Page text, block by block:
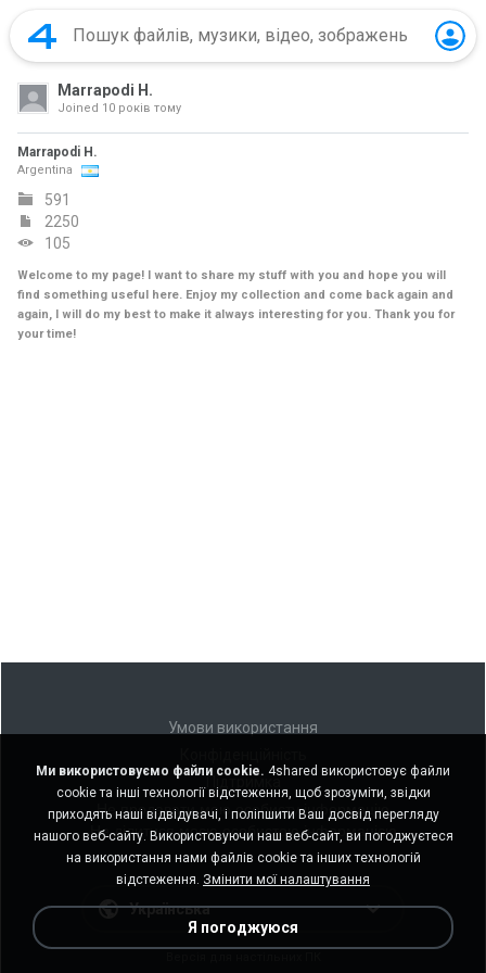
Marrapodi H.
Joined 10 років тому
Marrapodi H.
Argentina
591
2250
105
Welcome to my page! I want to share my stuff with you and hope you will
find something useful here. Enjoy my collection and come back again and
again, I will do my best to make it always interesting for you. Thank you for
your time!
Умови використання
Не продавати мою особисту інформацію
Не ділитися моєю особистою інформацією
Українська
Ми використовуємо файли cookie. 4shared використовує файли
cookie та інші технології відстеження, щоб зрозуміти, звідки
приходять наші відвідувачі, і поліпшити Ваш досвід перегляду
нашого веб-сайту. Використовуючи наш веб-сайт, ви погоджуєтеся
на використання нами файлів cookie та інших технологій
відстеження. Змінити мої налаштування
Я погоджуюся